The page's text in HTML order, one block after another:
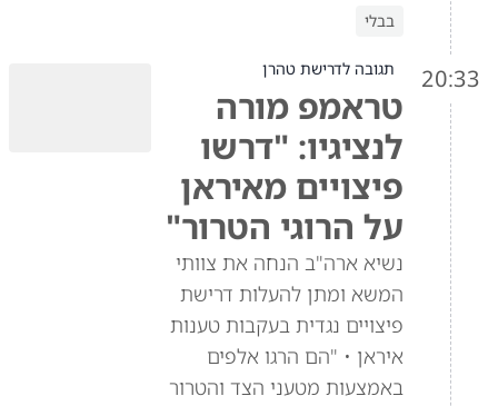
בבלי
20:33 תגובה לדרישת טהרן
טראמפ מורה
לנציגיו: "דרשו
פיצויים מאיראן
על הרוגי הטרור"
נשיא ארה"ב הנחה את צוותי
המשא ומתן להעלות דרישת
פיצויים נגדית בעקבות טענות
איראן • "הם הרגו אלפים
באמצעות מטעני הצד והטרור